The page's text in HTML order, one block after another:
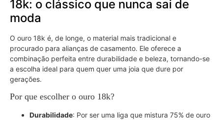
18k: o clássico que nunca sai de
moda
O ouro 18k é, de longe, o material mais tradicional e
procurado para alianças de casamento. Ele oferece a
combinação perfeita entre durabilidade e beleza, tornando-se
a escolha ideal para quem quer uma joia que dure por
gerações.
Por que escolher o ouro 18k?
Durabilidade: Por ser uma liga que mistura 75% de ouro